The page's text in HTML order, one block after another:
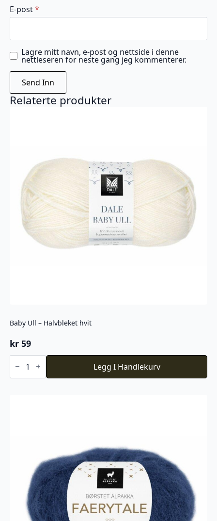
E-post*
Lagre mitt navn, e-post og nettside i denne
nettleseren for neste gang jeg kommenterer.
Relaterte produkter
Baby Ull – Halvbleket hvit
kr 59
Baby
Ull
Halvbleket
Legg I Handlekurv